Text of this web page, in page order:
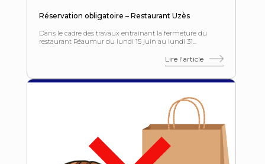
Réservation obligatoire – Restaurant Uzès
Dans le cadre des travaux entraînant la fermeture du
restaurant Réaumur du lundi 15 juin au lundi 31...
Lire l'article